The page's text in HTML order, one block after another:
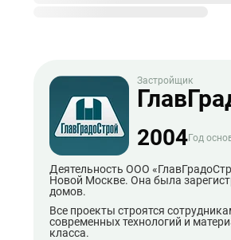
Застройщик
2004Год
Деятельность ООО
Новой Москве. Она была
домов.
Все проекты строятся
современных технологий и
класса.